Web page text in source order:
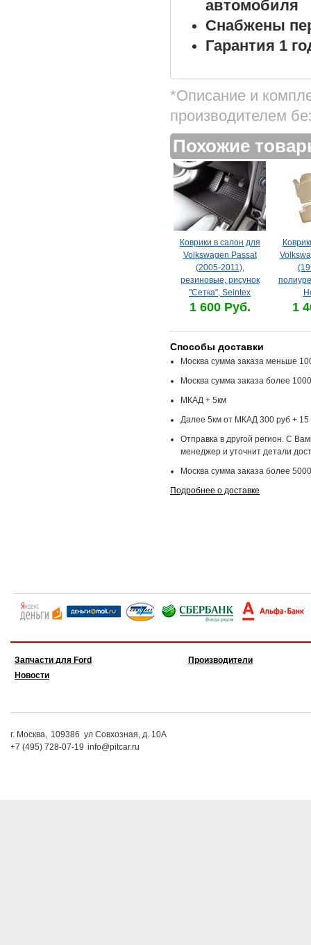
автомобиля
Снабжены
Гарантия 1
*Описание и
производителем
Похожие
Коврики в салон для
Volkswagen Passat
(2005-2011),
резиновые, рисунок
"Сетка", Seintex
1 600 Руб. 1
Способы доставки
Москва сумма заказа меньше
Москва сумма заказа более
МКАД + 5км
Далее 5км от МКАД 300 руб + 15
Отправка в другой регион. С
менеджер и уточнит детали
Москва сумма заказа более
Подробнее о доставке
Запчасти для Ford
Новости
Производители
г. Москва, 109386 ул Совхозная, д. 10А
+7 (495) 728-07-19 info@pitcar.ru